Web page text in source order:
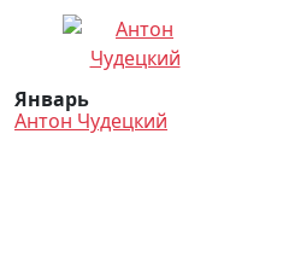
Январь
Антон Чудецкий